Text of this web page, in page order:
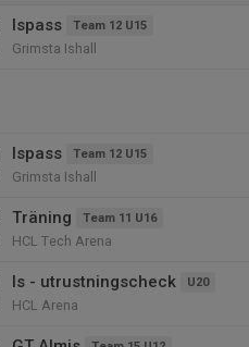
Ispass Team 12 U15
Grimsta Ishall
Ispass Team 12 U15
Grimsta Ishall
Träning Team 11 U16
HCL Tech Arena
Is - utrustningscheck U20
HCL Arena